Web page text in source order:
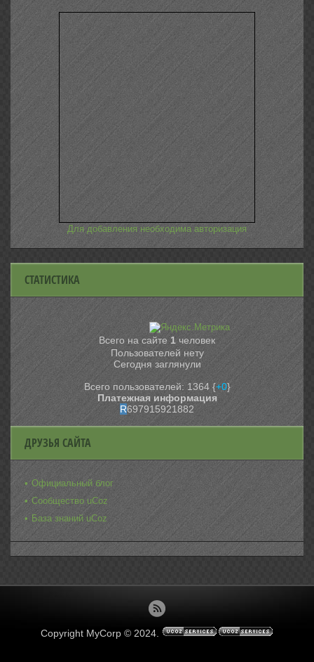
Для добавления необходима авторизация
СТАТИСТИКА
Всего на сайте 1 человек
Пользователей нету
Сегодня заглянули
Всего пользователей: 1364 {+0}
Платежная информация
R697915921882
ДРУЗЬЯ САЙТА
Официальный блог
Сообщество uCoz
База знаний uCoz
Copyright MyCorp © 2024.